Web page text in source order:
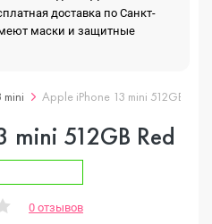
доставка по Санкт-
маски и защитные
mini Apple iPhone 13 mini 512GB Red
mini 512GB Red
0 отзывов